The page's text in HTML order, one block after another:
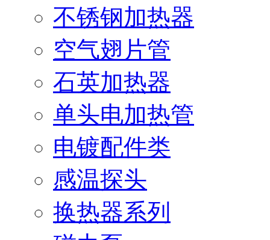
不锈钢加热器
空气翅片管
石英加热器
单头电加热管
电镀配件类
感温探头
换热器系列